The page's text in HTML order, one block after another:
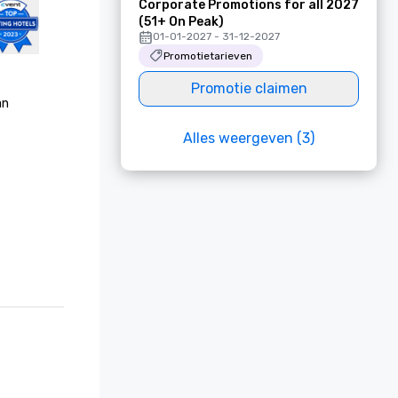
Corporate Promotions for all 2027
(51+ On Peak)
01-01-2027 - 31-12-2027
Promotietarieven
Promotie claimen
Alles weergeven (3)